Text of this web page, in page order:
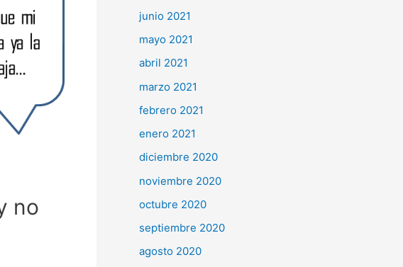
no
junio 2021
mayo 2021
abril 2021
marzo 2021
febrero 2021
enero 2021
diciembre 2020
noviembre 2020
octubre 2020
septiembre 2020
agosto 2020